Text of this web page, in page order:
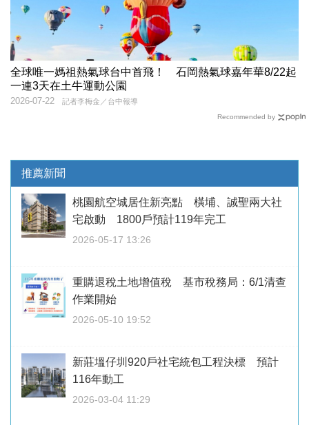
全球唯一媽祖熱氣球台中首飛！ 石岡熱氣球嘉年華8/22起
一連3天在土牛運動公園
記者李梅金／台中報導
2026-07-22
Recommended by
推薦新聞
桃園航空城居住新亮點 橫埔、誠聖兩大社
宅啟動 1800戶預計119年完工
2026-05-17 13:26
重購退稅土地增值稅 基市稅務局：6/1清查
作業開始
2026-05-10 19:52
新莊塭仔圳920戶社宅統包工程決標 預計
116年動工
2026-03-04 11:29